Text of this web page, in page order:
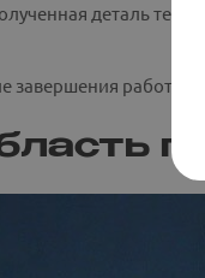
деталь
завершения работ